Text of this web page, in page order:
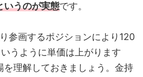
いうのが実態です。
参画するポジションにより120
うように単価は上がります
を理解しておきましょう。金持